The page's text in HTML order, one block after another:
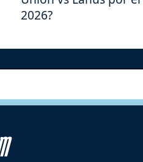
2026?